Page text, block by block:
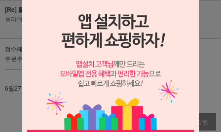
[Re] 튤립되나요
플라워리퍼블릭 2024-06-14 조회수 335
접수해봐야 알수 있습니다
주문주시면 접수해보고 안되면 연락드릴께요!!
-------------------------------------------------------------------------
6월27일에 보낼건데 될까요
수정 답변